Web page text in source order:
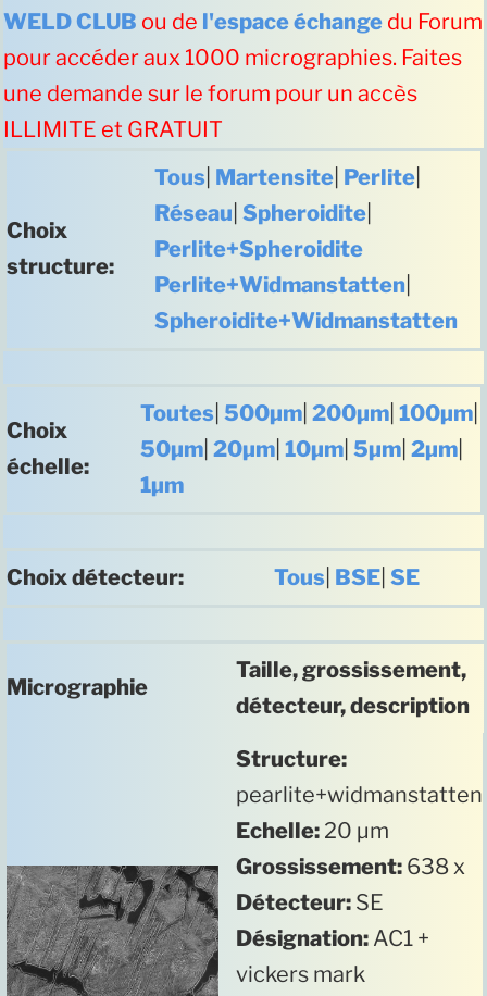
WELD CLUB ou de l'espace échange du Forum
pour accéder aux 1000 micrographies. Faites
une demande sur le forum pour un accès
ILLIMITE et GRATUIT
Choix
structure:
Tous Martensite Perlite
Réseau Spheroidite
Perlite+Spheroidite
Perlite+Widmanstatten
Spheroidite+Widmanstatten
Choix
échelle:
Toutes 500µm 200µm 100µm
50µm 20µm 10µm 5µm 2µm
1µm
Choix détecteur: Tous BSE SE
Micrographie
Taille, grossissement,
détecteur, description
Structure:
pearlite+widmanstatten
Echelle: 20 µm
Grossissement: 638 x
Détecteur: SE
Désignation: AC1 +
vickers mark